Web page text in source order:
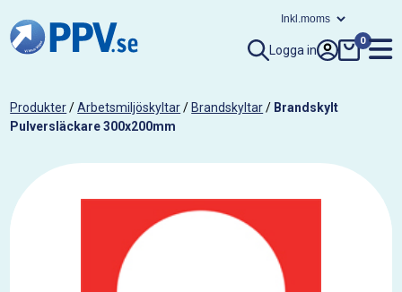
Logga in
0
Produkter/Arbetsmiljöskyltar/ Brandskyltar/ Brandskylt
Pulversläckare 300x200mm